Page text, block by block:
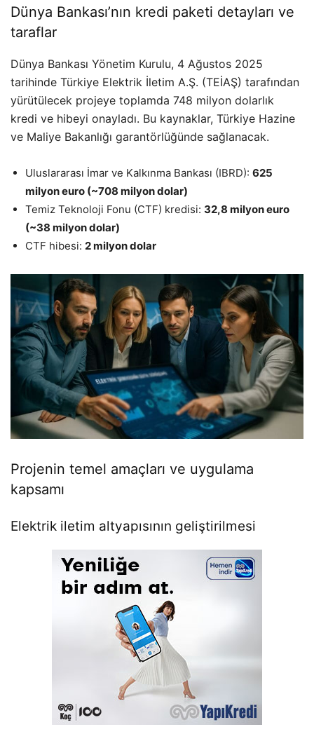
Dünya Bankası’nın kredi paketi detayları ve
taraflar
Dünya Bankası Yönetim Kurulu, 4 Ağustos 2025
tarihinde Türkiye Elektrik İletim A.Ş. (TEİAŞ) tarafından
yürütülecek projeye toplamda 748 milyon dolarlık
kredi ve hibeyi onayladı. Bu kaynaklar, Türkiye Hazine
ve Maliye Bakanlığı garantörlüğünde sağlanacak.
Uluslararası İmar ve Kalkınma Bankası (IBRD): 625
milyon euro (~708 milyon dolar)
Temiz Teknoloji Fonu (CTF) kredisi: 32,8 milyon euro
(~38 milyon dolar)
CTF hibesi: 2 milyon dolar
Projenin temel amaçları ve uygulama
kapsamı
Elektrik iletim altyapısının geliştirilmesi